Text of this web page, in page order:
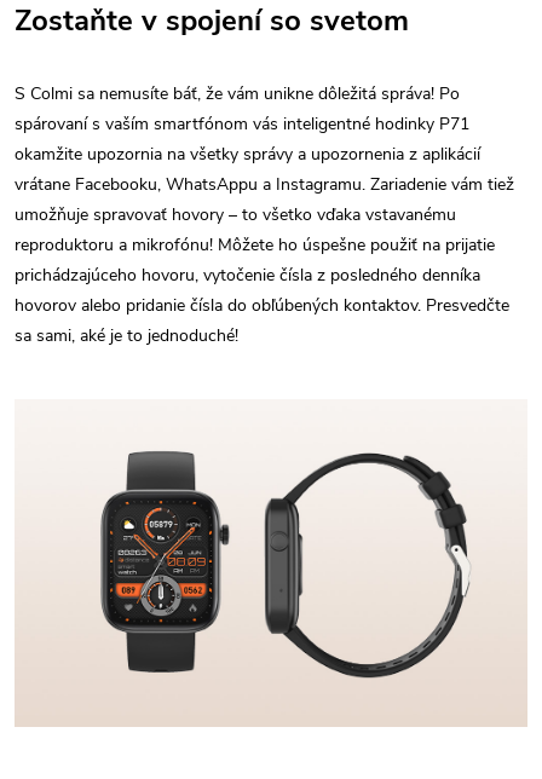
Zostaňte v spojení so svetom
S Colmi sa nemusíte báť, že vám unikne dôležitá správa! Po
spárovaní s vaším smartfónom vás inteligentné hodinky P71
okamžite upozornia na všetky správy a upozornenia z aplikácií
vrátane Facebooku, WhatsAppu a Instagramu. Zariadenie vám tiež
umožňuje spravovať hovory – to všetko vďaka vstavanému
reproduktoru a mikrofónu! Môžete ho úspešne použiť na prijatie
prichádzajúceho hovoru, vytočenie čísla z posledného denníka
hovorov alebo pridanie čísla do obľúbených kontaktov. Presvedčte
sa sami, aké je to jednoduché!